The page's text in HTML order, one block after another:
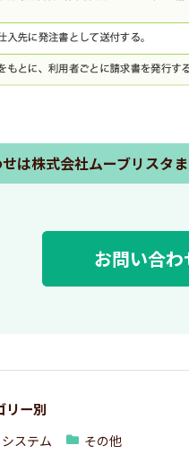
は株式会社ムーブリスタ
お問い合
リー別
ステム その他